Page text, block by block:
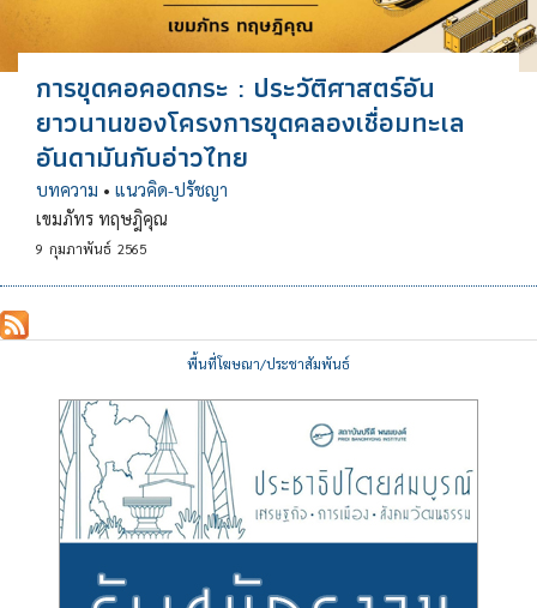
การขุดคอคอดกระ : ประวัติศาสตร์อัน
ยาวนานของโครงการขุดคลองเชื่อมทะเล
อันดามันกับอ่าวไทย
บทความ • แนวคิด-ปรัชญา
เขมภัทร ทฤษฎิคุณ
9 กุมภาพันธ์ 2565
พื้นที่โฆษณา/ประชาสัมพันธ์